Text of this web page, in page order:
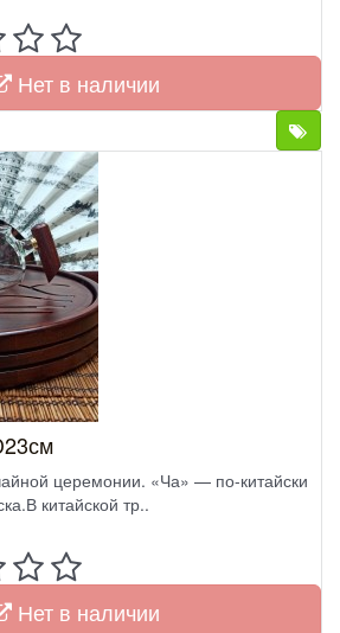
Нет в наличии
церемонии. «Ча» — по-китайски
китайской тр..
Нет в наличии